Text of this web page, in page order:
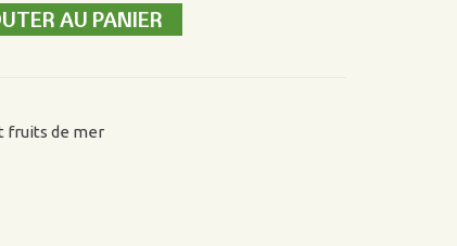
AU PANIER
fruits de mer